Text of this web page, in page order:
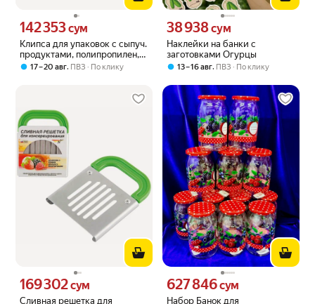
Клипса для упаковок с сыпуч.
продуктами, полипропилен,
салатовый (Linden)
Цена 142353 сум вместо
142 353сум
17 – 20 авг, ПВЗ По клику
Наклейки на банки с
заготовками Огурцы
Цена 38938 сум вместо
38 938сум
13 – 16 авг, ПВЗ По клику
Сливная решетка для
Цена 169302 сум вместо
169 302сум
Набор Банок для
Цена 627846 сум вместо
627 846сум